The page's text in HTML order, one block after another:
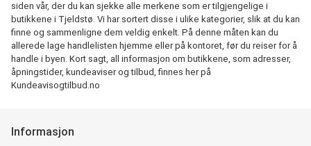
siden vår, der du kan sjekke alle merkene som er tilgjengelige i
butikkene i Tjeldstø. Vi har sortert disse i ulike kategorier, slik at du kan
finne og sammenligne dem veldig enkelt. På denne måten kan du
allerede lage handlelisten hjemme eller på kontoret, før du reiser for å
handle i byen. Kort sagt, all informasjon om butikkene, som adresser,
åpningstider, kundeaviser og tilbud, finnes her på
Kundeavisogtilbud.no
Informasjon